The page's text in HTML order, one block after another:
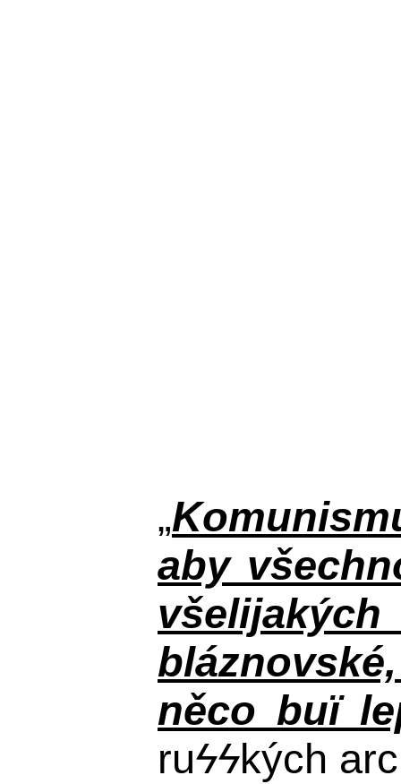
„
aby
něco buï
ruϟϟkých